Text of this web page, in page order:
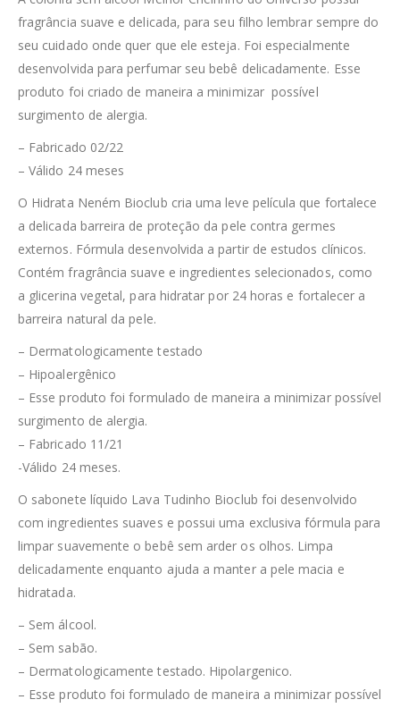
fragrância suave e delicada, para seu filho lembrar sempre do
seu cuidado onde quer que ele esteja. Foi especialmente
desenvolvida para perfumar seu bebê delicadamente. Esse
produto foi criado de maneira a minimizar possível
surgimento de alergia.
– Fabricado 02/22
– Válido 24 meses
O Hidrata Neném Bioclub cria uma leve película que fortalece
a delicada barreira de proteção da pele contra germes
externos. Fórmula desenvolvida a partir de estudos clínicos.
Contém fragrância suave e ingredientes selecionados, como
a glicerina vegetal, para hidratar por 24 horas e fortalecer a
barreira natural da pele.
– Dermatologicamente testado
– Hipoalergênico
– Esse produto foi formulado de maneira a minimizar possível
surgimento de alergia.
– Fabricado 11/21
-Válido 24 meses.
O sabonete líquido Lava Tudinho Bioclub foi desenvolvido
com ingredientes suaves e possui uma exclusiva fórmula para
limpar suavemente o bebê sem arder os olhos. Limpa
delicadamente enquanto ajuda a manter a pele macia e
hidratada.
– Sem álcool.
– Sem sabão.
– Dermatologicamente testado. Hipolargenico.
– Esse produto foi formulado de maneira a minimizar possível